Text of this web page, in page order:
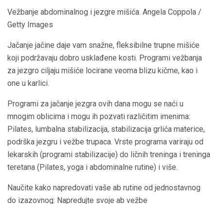
Vežbanje abdominalnog i jezgre mišića. Angela Coppola /
Getty Images
Jačanje jačine daje vam snažne, fleksibilne trupne mišiće
koji podržavaju dobro usklađene kosti. Programi vežbanja
za jezgro ciljaju mišiće locirane veoma blizu kičme, kao i
one u karlici.
Programi za jačanje jezgra ovih dana mogu se naći u
mnogim oblicima i mogu ih pozvati različitim imenima:
Pilates, lumbalna stabilizacija, stabilizacija grlića materice,
podrška jezgru i vežbe trupaca. Vrste programa variraju od
lekarskih (programi stabilizacije) do ličnih treninga i treninga
teretana (Pilates, yoga i abdominalne rutine) i više.
Naučite kako napredovati vaše ab rutine od jednostavnog
do izazovnog: Napredujte svoje ab vežbe